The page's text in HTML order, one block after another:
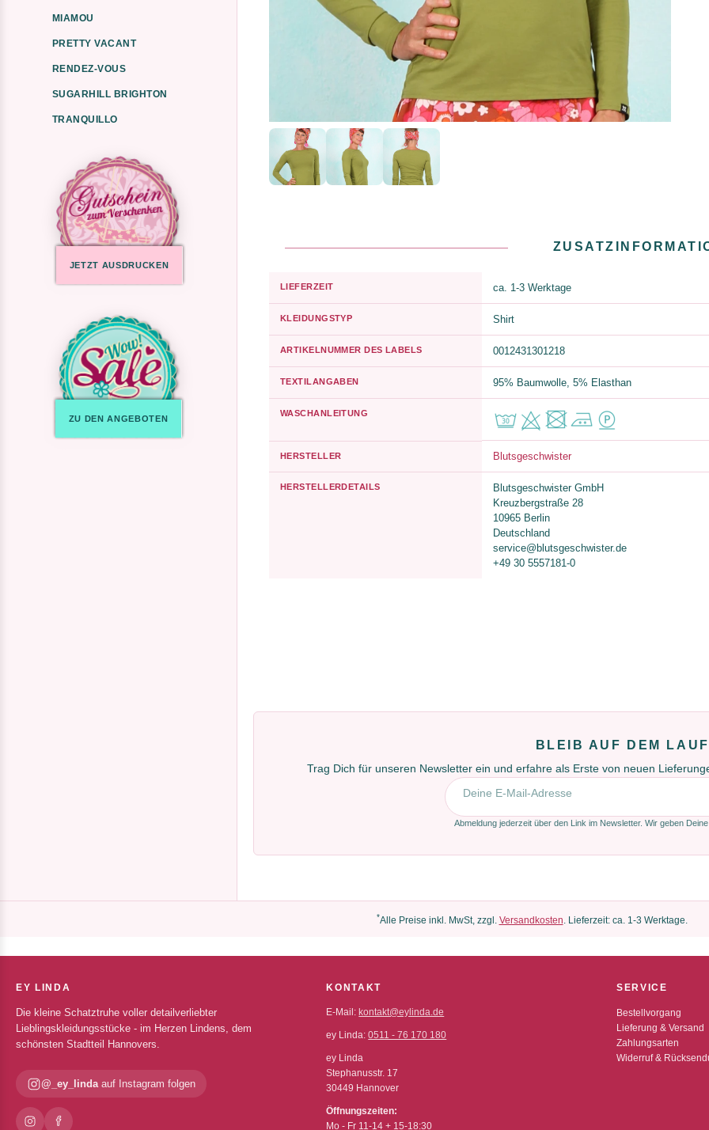
MIAMOU
PRETTY VACANT
RENDEZ-VOUS
SUGARHILL BRIGHTON
TRANQUILLO
JETZT AUSDRUCKEN
ZU DEN ANGEBOTEN
LIEFERZEIT ca. 1-3 Werktage
KLEIDUNGSTYP Shirt
ARTIKELNUMMER DES LABELS 0012431301218
TEXTILANGABEN 95% Baumwolle, 5% Elasthan
WASCHANLEITUNG
HERSTELLER Blutsgeschwister
HERSTELLERDETAILS
Blutsgeschwister GmbH
Kreuzbergstraße 28
10965 Berlin
Deutschland
service@blutsgeschwister.de
+49 30 5557181-0
BLEIB AUF DEM
Trag Dich für unseren Newsletter ein und erfahre als Erste von neuen
E-Mail-Adresse
Abmeldung jederzeit über den Link im Newsletter. Wir geben
*Alle Preise inkl. MwSt, zzgl. Versandkosten. Lieferzeit: ca. 1-3 Werktage.
EY LINDA
Die kleine Schatztruhe voller detailverliebter
Lieblingskleidungsstücke - im Herzen Lindens, dem
schönsten Stadtteil Hannovers.
@_ey_lindaauf Instagram folgen
KONTAKT
E-Mail: kontakt@eylinda.de
ey Linda:0511 - 76 170 180
ey Linda
Stephanusstr. 17
30449 Hannover
Öffnungszeiten:
Mo - Fr 11-14 + 15-18:30
SERVICE
Bestellvorgang
Lieferung & Versand
Zahlungsarten
Widerruf &